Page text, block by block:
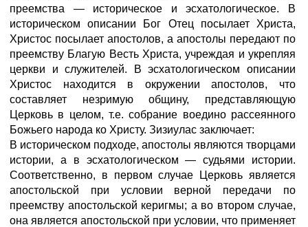
преемства — историческое и эсхатологическое. В
историческом описании Бог Отец посылает Христа,
Христос посылает апостолов, а апостолы передают по
преемству Благую Весть Христа, учреждая и укрепляя
церкви и служителей. В эсхатологическом описании
Христос находится в окружении апостолов, что
составляет незримую общину, представляющую
Церковь в целом, т.е. собрание воедино рассеянного
Божьего народа ко Христу. Зизиулас заключает:
В историческом подходе, апостолы являются творцами
истории, а в эсхатологическом — судьями истории.
Соответственно, в первом случае Церковь является
апостольской при условии верной передачи по
преемству апостольской керигмы; а во втором случае,
она является апостольской при условии, что применяет